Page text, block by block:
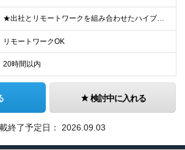
★出社とリモートワークを組み合わせたハイブリッド勤務！ ★幡ヶ谷駅から徒歩1分！ 【本社】 東京都渋谷区幡ヶ谷1-34-14 宝ビル3F ※(変更の範囲)上記を除く当社関連勤務地
リモートワークOK
20時間以内
検討中に入れる
終了予定日： 2026.09.03